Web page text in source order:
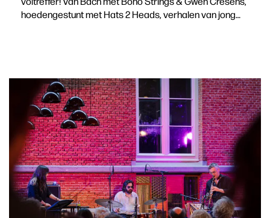
hoedengestunt met Hats 2 Heads, verhalen van jong…